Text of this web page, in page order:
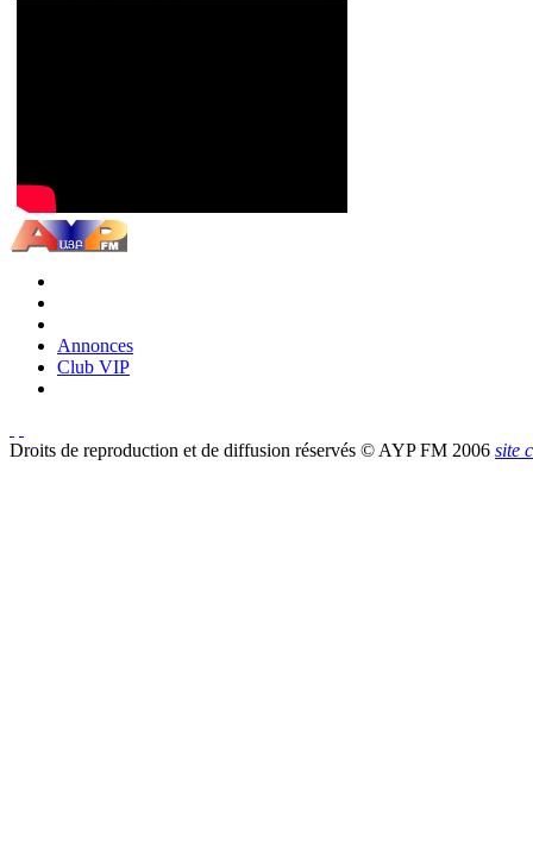
Annonces
Club VIP
Droits de reproduction et de diffusion réservés © AYP FM 2006 site